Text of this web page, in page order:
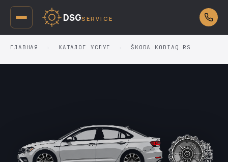
DSGSERVICE
ГЛАВНАЯ КАТАЛОГ УСЛУГ ŠKODA KODIAQ RS